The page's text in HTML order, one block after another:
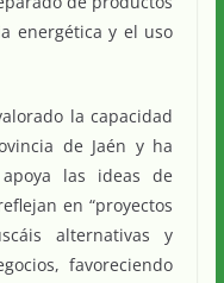
energética y el uso
la capacidad
de Jaén y ha
las ideas de
en “proyectos
alternativas y
favoreciendo